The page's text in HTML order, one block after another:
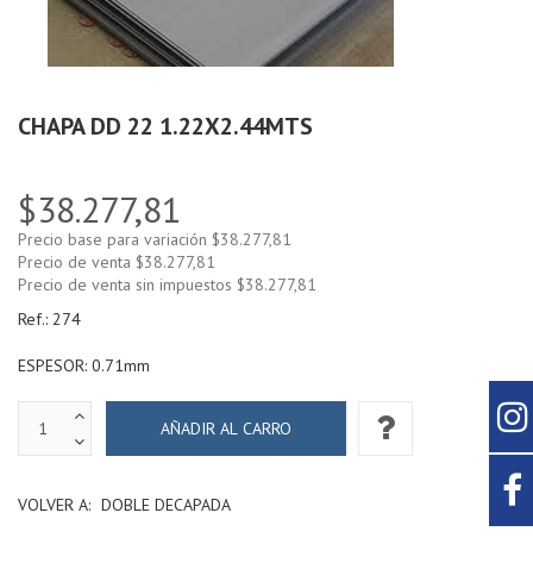
CHAPA DD 22 1.22X2.44MTS
$38.277,81
Precio base para variación $38.277,81
Precio de venta $38.277,81
Precio de venta sin impuestos $38.277,81
Ref.: 274
ESPESOR: 0.71mm
VOLVER A: DOBLE DECAPADA